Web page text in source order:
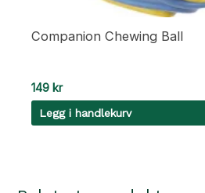
Companion Chewing Ball
149 kr
Legg i handlekurv